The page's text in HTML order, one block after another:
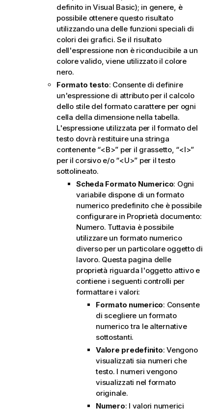
definito in Visual Basic); in genere, è
possibile ottenere questo risultato
utilizzando una delle funzioni speciali di
colori dei grafici. Se il risultato
dell'espressione non è riconducibile a un
colore valido, viene utilizzato il colore
nero.
Formato testo: Consente di definire
un'espressione di attributo per il calcolo
dello stile del formato carattere per ogni
cella della dimensione nella tabella.
L'espressione utilizzata per il formato del
testo dovrà restituire una stringa
contenente “<B>” per il grassetto, “<I>”
per il corsivo e/o “<U>” per il testo
sottolineato.
Scheda Formato Numerico: Ogni
variabile dispone di un formato
numerico predefinito che è possibile
configurare in Proprietà documento:
Numero. Tuttavia è possibile
utilizzare un formato numerico
diverso per un particolare oggetto di
lavoro. Questa pagina delle
proprietà riguarda l'oggetto attivo e
contiene i seguenti controlli per
formattare i valori:
Formato numerico: Consente
di scegliere un formato
numerico tra le alternative
sottostanti.
Valore predefinito: Vengono
visualizzati sia numeri che
testo. I numeri vengono
visualizzati nel formato
originale.
Numero: I valori numerici